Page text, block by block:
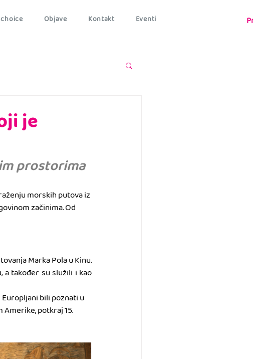
Objave Kontakt Eventi
je
prostorima
morskih putova iz
začinima. Od
Marka Pola u Kinu.
a također su služili i kao
bili poznati u
potkraj 15.